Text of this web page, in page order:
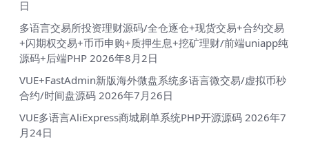
日
多语言交易所投资理财源码/全仓逐仓+现货交易+合约交易
+闪期权交易+币币申购+质押生息+挖矿理财/前端uniapp纯
源码+后端PHP 2026年8月2日
VUE+FastAdmin新版海外微盘系统多语言微交易/虚拟币秒
合约/时间盘源码 2026年7月26日
VUE多语言AliExpress商城刷单系统PHP开源源码 2026年7
月24日